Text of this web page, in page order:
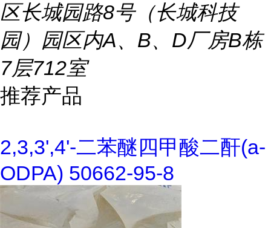
区长城园路8号（长城科技
园）园区内A、B、D厂房B栋
7层712室
推荐产品
2,3,3',4'-二苯醚四甲酸二酐(a-
ODPA) 50662-95-8